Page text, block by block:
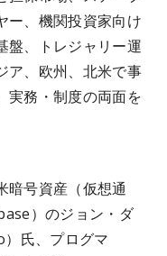
ー、機関投資家向け
盤、トレジャリー運
ア、欧州、北米で事
実務・制度の両面を
暗号資産（仮想通
）のジョン・ダ
氏、プログマ